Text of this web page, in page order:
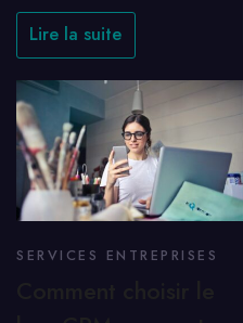
Lire la suite
SERVICES ENTREPRISES